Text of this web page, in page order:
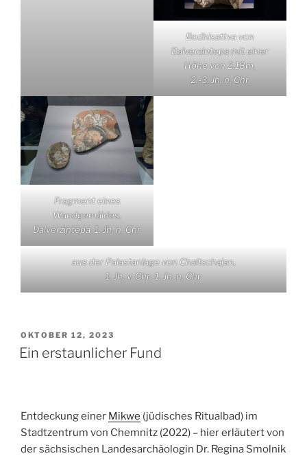
Bodhisattva von
Dalverzintepa mit einer
Höhe von 2,18m,
2.-3. Jh. n. Chr.
Fragment eines
Wandgemäldes,
Dalverzintepa, 1. Jh. n. Chr.
aus der Palastanlage von Chaltschajan,
1. Jh. v. Chr.-1. Jh. n. Chr.
VERÖFFENTLICHT
AM
OKTOBER 12, 2023
Ein erstaunlicher Fund
Entdeckung einer Mikwe (jüdisches Ritualbad) im
Stadtzentrum von Chemnitz (2022) – hier erläutert von
der sächsischen Landesarchäologin Dr. Regina Smolnik